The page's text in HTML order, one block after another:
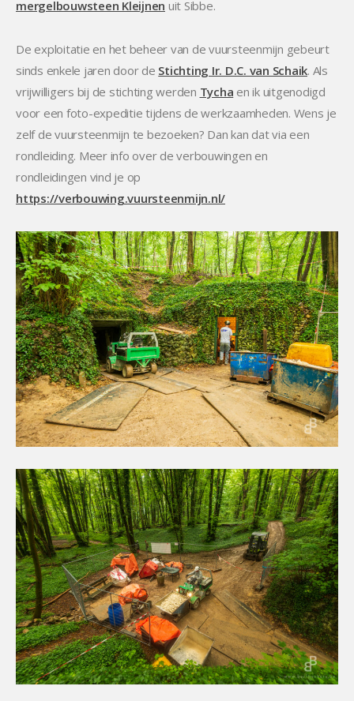
mergelbouwsteen Kleijnen uit Sibbe.
De exploitatie en het beheer van de vuursteenmijn gebeurt
sinds enkele jaren door de Stichting Ir. D.C. van Schaik. Als
vrijwilligers bij de stichting werden Tycha en ik uitgenodigd
voor een foto-expeditie tijdens de werkzaamheden. Wens je
zelf de vuursteenmijn te bezoeken? Dan kan dat via een
rondleiding. Meer info over de verbouwingen en
rondleidingen vind je op
https://verbouwing.vuursteenmijn.nl/